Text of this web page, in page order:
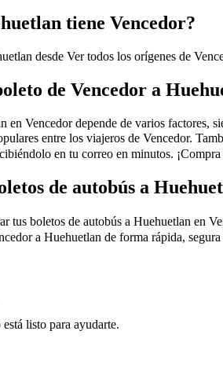
tiene Vencedor?
desde Ver todos los orígenes de
de Vencedor a
en Vencedor depende de varios factores,
entre los viajeros de Vencedor.
en tu correo en minutos.
de autobús a
tus boletos de autobús a Huehuetlan
a Huehuetlan de forma rápida,
listo para ayudarte.